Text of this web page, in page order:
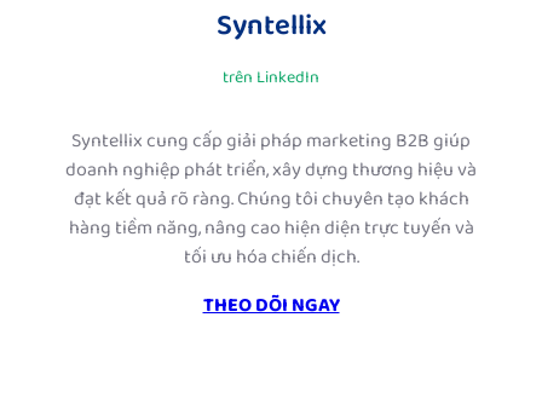
Syntellix
trên LinkedIn
Syntellix cung cấp giải pháp marketing B2B giúp
doanh nghiệp phát triển, xây dựng thương hiệu và
đạt kết quả rõ ràng. Chúng tôi chuyên tạo khách
hàng tiềm năng, nâng cao hiện diện trực tuyến và
tối ưu hóa chiến dịch.
THEO DÕI NGAY